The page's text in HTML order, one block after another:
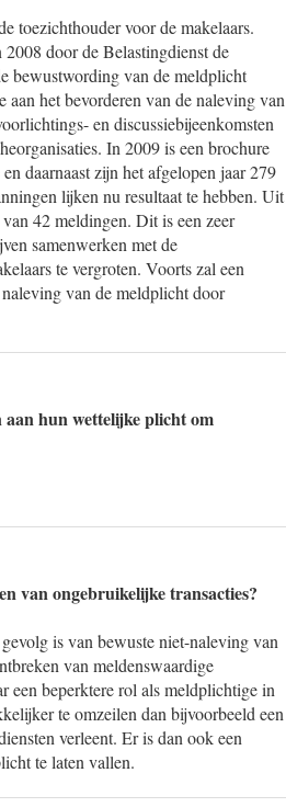
toezichthouder voor de makelaars.
door de Belastingdienst de
bewustwording van de meldplicht
aan het bevorderen van de naleving van
en discussiebijeenkomsten
In 2009 is een brochure
daarnaast zijn het afgelopen jaar 279
lijken nu resultaat te hebben. Uit
42 meldingen. Dit is een zeer
samenwerken met de
te vergroten. Voorts zal een
van de meldplicht door
aan hun wettelijke plicht om
van ongebruikelijke transacties?
is van bewuste niet-naleving van
van meldenswaardige
een beperktere rol als meldplichtige in
te omzeilen dan bijvoorbeeld een
verleent. Er is dan ook een
te laten vallen.